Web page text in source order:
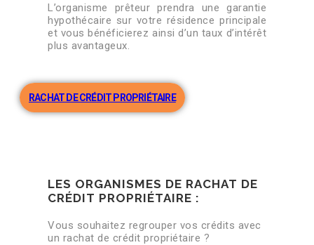
L’organisme prêteur prendra une garantie
hypothécaire sur votre résidence principale
et vous bénéficierez ainsi d’un taux d’intérêt
plus avantageux.
RACHAT DE CRÉDIT PROPRIÉTAIRE
LES ORGANISMES DE RACHAT DE
CRÉDIT PROPRIÉTAIRE :
Vous souhaitez regrouper vos crédits avec
un rachat de crédit propriétaire ?